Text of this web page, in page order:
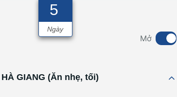
5
Ngày
Mở
GIANG (Ăn nhẹ, tối)